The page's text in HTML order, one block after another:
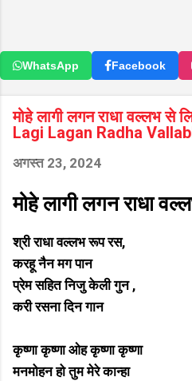
WhatsApp Facebook
मोहे लागी लगन राधा वल्लभ से
Lagi Lagan Radha
अगस्त 23, 2024
मोहे लागी लगन राधा
श्री राधा वल्लभ रूप रस,
करहू नैन मग पान
प्रेम सहित निजु केली गुन ,
करी रसना दिन गान
कृष्णा कृष्णा ओह कृष्णा कृष्णा
मनमोहन हो तुम मेरे कान्हा